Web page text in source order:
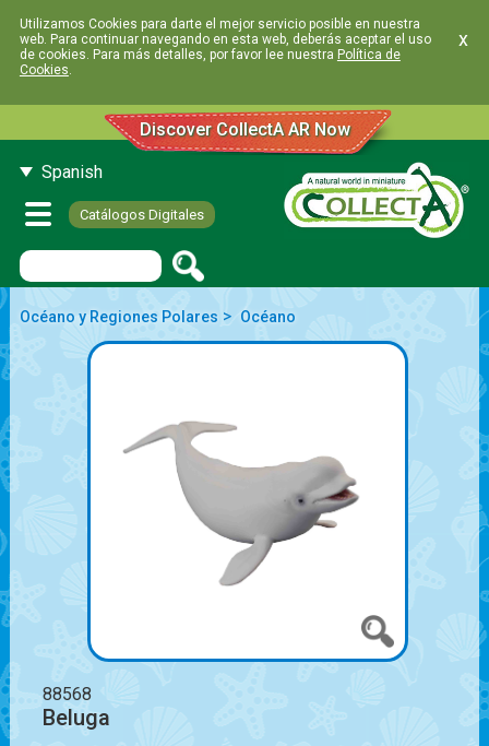
Utilizamos Cookies para darte el mejor servicio posible en nuestra
web. Para continuar navegando en esta web, deberás aceptar el uso
de cookies. Para más detalles, por favor lee nuestra Política de
Cookies.
x
Discover CollectA AR Now
Spanish
Catálogos Digitales
Océano y Regiones Polares > Océano
88568
Beluga